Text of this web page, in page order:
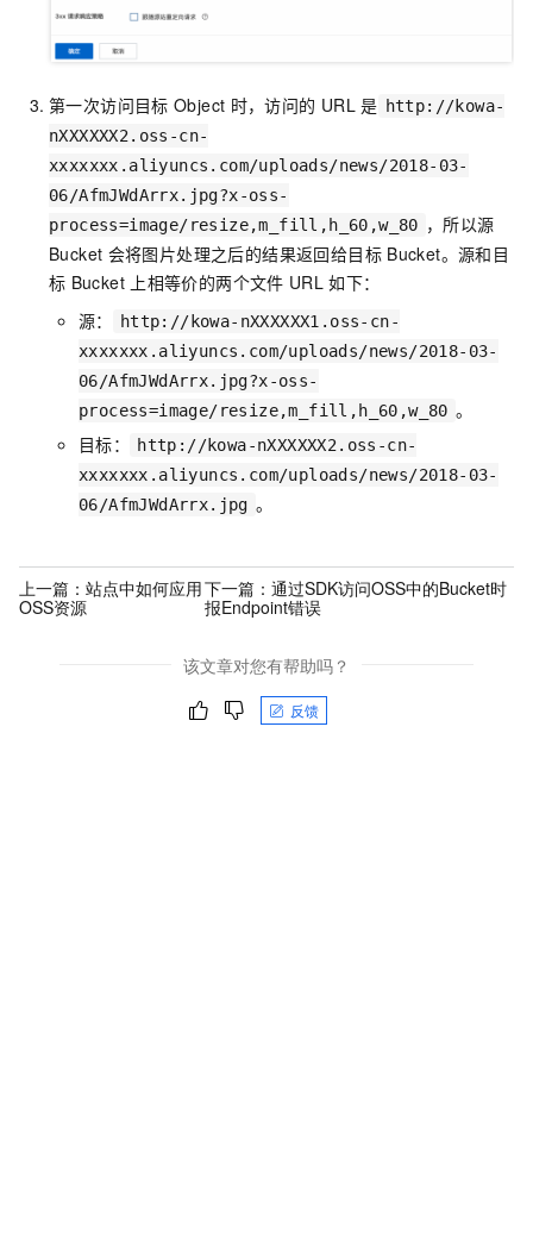
第一次访问目标 Object 时，访问的 URL 是 http://kowa-
nXXXXXX2.oss-cn-
xxxxxxx.aliyuncs.com/uploads/news/2018-03-
06/AfmJWdArrx.jpg?x-oss-
process=image/resize,m_fill,h_60,w_80 ，所以源
Bucket 会将图片处理之后的结果返回给目标 Bucket。源和目
标 Bucket 上相等价的两个文件 URL 如下：
源：
http://kowa-nXXXXXX1.oss-cn-
xxxxxxx.aliyuncs.com/uploads/news/2018-03-
06/AfmJWdArrx.jpg?x-oss-
process=image/resize,m_fill,h_60,w_80 。
目标：
http://kowa-nXXXXXX2.oss-cn-
xxxxxxx.aliyuncs.com/uploads/news/2018-03-
06/AfmJWdArrx.jpg 。
上一篇： 站点中如何应用
OSS资源
下一篇： 通过SDK访问OSS中的Bucket时
报Endpoint错误
该文章对您有帮助吗？
反馈